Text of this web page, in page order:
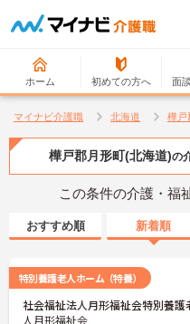
ホーム 初めての方へ 面
マイナビ介護職 北海道 樺戸
樺戸郡月形町(北海道)の
この条件の介護・福
おすすめ順 新着順
特別養護老人ホーム（特養）
社会福祉法人月形福祉会特別養
人月形福祉会